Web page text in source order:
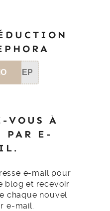
SEP
VOUS À
PAR E-
e-mail pour
blog et recevoir
chaque nouvel
e-mail.